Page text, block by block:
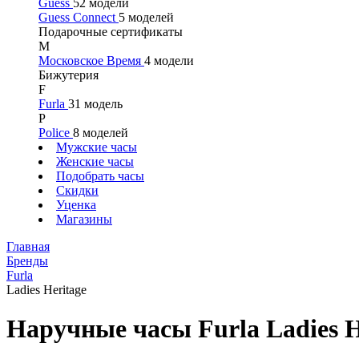
Guess 52 модели
Guess Connect 5 моделей
Подарочные сертификаты
М
Московское Время 4 модели
Бижутерия
F
Furla 31 модель
P
Police 8 моделей
Мужские часы
Женские часы
Подобрать часы
Скидки
Уценка
Магазины
Главная
Бренды
Furla
Ladies Heritage
Наручные часы Furla Ladies